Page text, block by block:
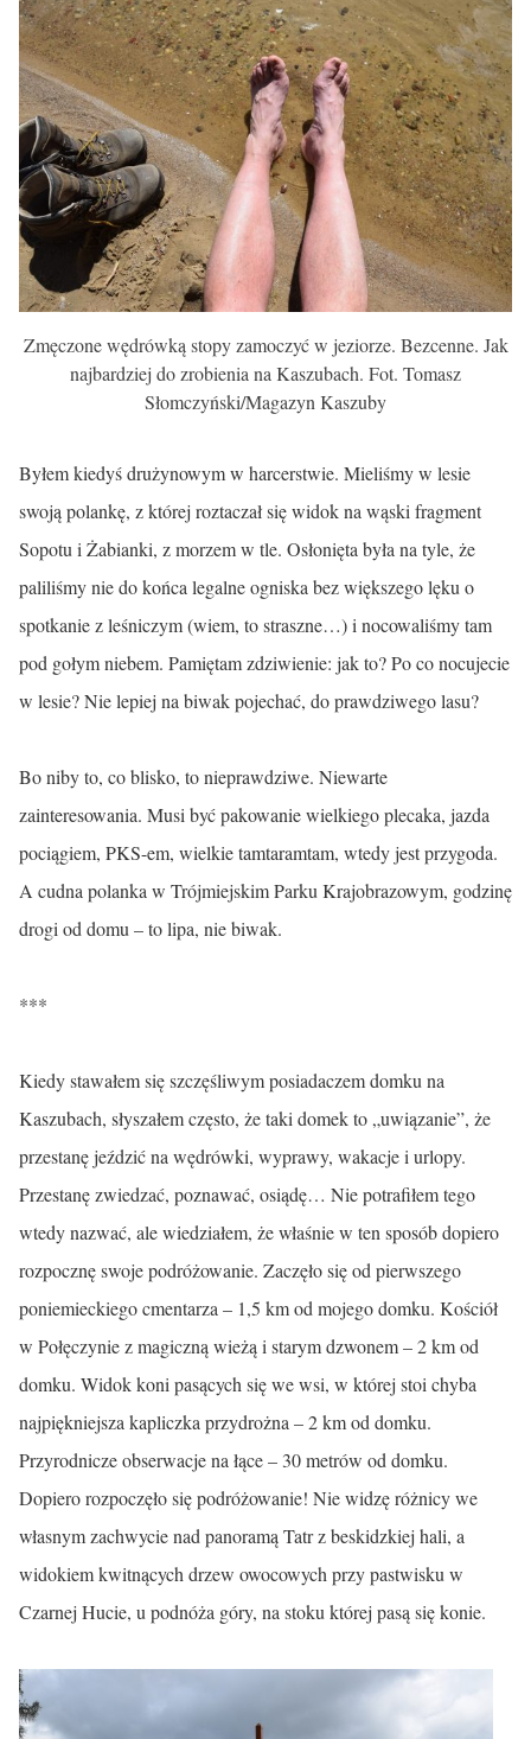
Zmęczone wędrówką stopy zamoczyć w jeziorze. Bezcenne. Jak
najbardziej do zrobienia na Kaszubach. Fot. Tomasz
Słomczyński/Magazyn Kaszuby
Byłem kiedyś drużynowym w harcerstwie. Mieliśmy w lesie
swoją polankę, z której roztaczał się widok na wąski fragment
Sopotu i Żabianki, z morzem w tle. Osłonięta była na tyle, że
paliliśmy nie do końca legalne ogniska bez większego lęku o
spotkanie z leśniczym (wiem, to straszne…) i nocowaliśmy tam
pod gołym niebem. Pamiętam zdziwienie: jak to? Po co nocujecie
w lesie? Nie lepiej na biwak pojechać, do prawdziwego lasu?
Bo niby to, co blisko, to nieprawdziwe. Niewarte
zainteresowania. Musi być pakowanie wielkiego plecaka, jazda
pociągiem, PKS-em, wielkie tamtaramtam, wtedy jest przygoda.
A cudna polanka w Trójmiejskim Parku Krajobrazowym, godzinę
drogi od domu – to lipa, nie biwak.
***
Kiedy stawałem się szczęśliwym posiadaczem domku na
Kaszubach, słyszałem często, że taki domek to „uwiązanie”, że
przestanę jeździć na wędrówki, wyprawy, wakacje i urlopy.
Przestanę zwiedzać, poznawać, osiądę… Nie potrafiłem tego
wtedy nazwać, ale wiedziałem, że właśnie w ten sposób dopiero
rozpocznę swoje podróżowanie. Zaczęło się od pierwszego
poniemieckiego cmentarza – 1,5 km od mojego domku. Kościół
w Połęczynie z magiczną wieżą i starym dzwonem – 2 km od
domku. Widok koni pasących się we wsi, w której stoi chyba
najpiękniejsza kapliczka przydrożna – 2 km od domku.
Przyrodnicze obserwacje na łące – 30 metrów od domku.
Dopiero rozpoczęło się podróżowanie! Nie widzę różnicy we
własnym zachwycie nad panoramą Tatr z beskidzkiej hali, a
widokiem kwitnących drzew owocowych przy pastwisku w
Czarnej Hucie, u podnóża góry, na stoku której pasą się konie.